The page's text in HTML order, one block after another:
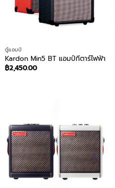
ตู้แอมป์
Kardon Min5 BT แอมป์กีตาร์ไฟฟ้า
฿2,450.00